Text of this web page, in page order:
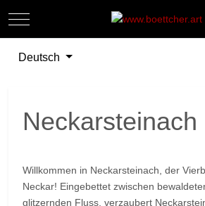
Mobile Menu Toggle
Sprache auswählen
Deutsch
Neckarsteinach
Willkommen in Neckarsteinach, der
Neckar! Eingebettet zwischen
glitzernden Fluss, verzaubert